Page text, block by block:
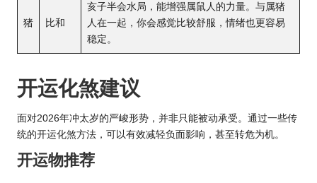
猪 比和
亥子半会水局，能增强属鼠人的力量。与属猪
人在一起，你会感觉比较舒服，情绪也更容易
稳定。
开运化煞建议
面对2026年冲太岁的严峻形势，并非只能被动承受。通过一些传
统的开运化煞方法，可以有效减轻负面影响，甚至转危为机。
开运物推荐